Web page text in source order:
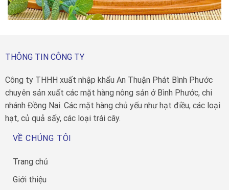
THÔNG TIN CÔNG TY
Công ty THHH xuất nhập khẩu An Thuận Phát Bình Phước
chuyên sản xuất các mặt hàng nông sản ở Bình Phước, chi
nhánh Đồng Nai. Các mặt hàng chủ yếu như hạt điều, các loại
hạt, củ quả sấy, các loại trái cây.
VỀ CHÚNG TÔI
Trang chủ
Giới thiệu